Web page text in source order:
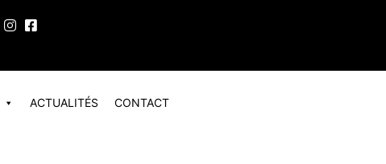
ACTUALITÉS CONTACT